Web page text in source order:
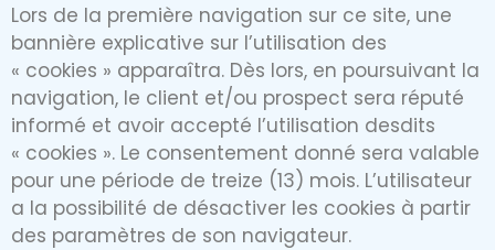
Lors de la première navigation sur ce site, une
bannière explicative sur l’utilisation des
« cookies » apparaîtra. Dès lors, en poursuivant la
navigation, le client et/ou prospect sera réputé
informé et avoir accepté l’utilisation desdits
« cookies ». Le consentement donné sera valable
pour une période de treize (13) mois. L’utilisateur
a la possibilité de désactiver les cookies à partir
des paramètres de son navigateur.